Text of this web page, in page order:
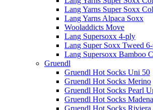
Lang Yarns Super Soxx
Lang Yarns Alpaca Soxx
Wooladdicts Move
Lang Supersoxx 4-ply
Lang Super Soxx Tweed
Lang Supersoxx Bamboo
Gruendl
Gruendl Hot Socks Uni 50
Gruendl Hot Socks Merino
Gruendl Hot Socks Pearl
Gruendl Hot Socks Madena
Gruendl Hot Socks Riviera